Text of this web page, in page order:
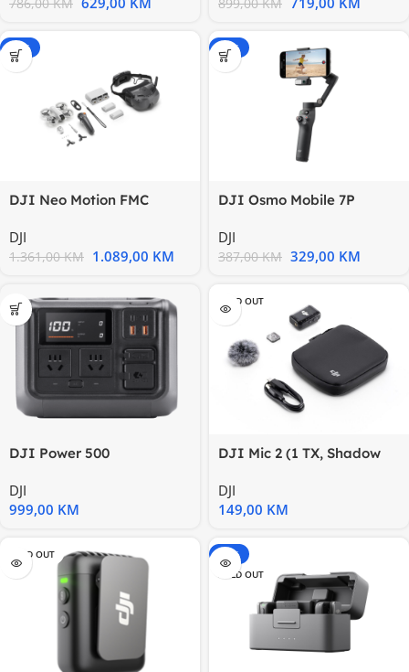
-20%
DJI Neo Motion FMC
DJI
1.361,00KM 1.089,00 KM
-15%
DJI Osmo Mobile 7P
DJI
387,00KM 329,00 KM
DJI Power 500
DJI
999,00 KM
SOLD OUT
DJI Mic 2 (1 TX, Shadow
DJI
149,00 KM
SOLD OUT
-15%
SOLD OUT